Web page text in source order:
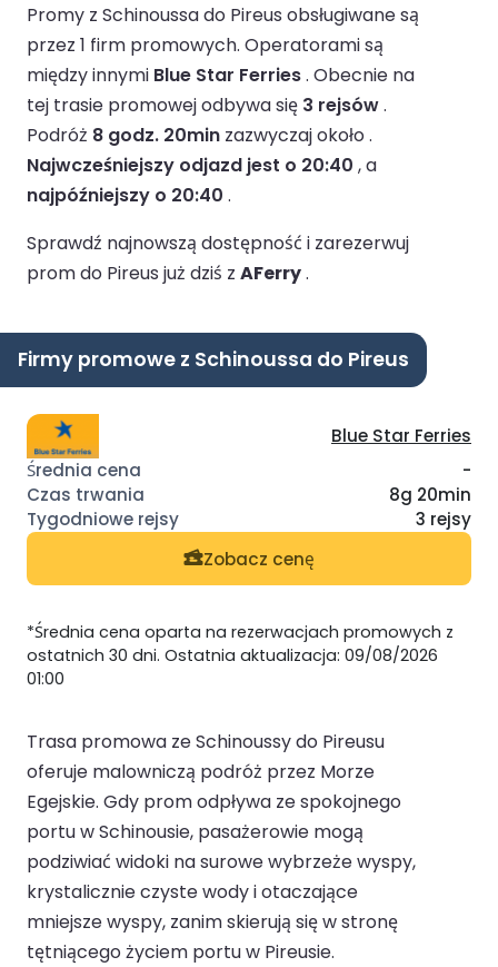
Promy z Schinoussa do Pireus obsługiwane są
przez 1 firm promowych. Operatorami są
między innymi Blue Star Ferries. Obecnie na
tej trasie promowej odbywa się 3 rejsów.
Podróż 8 godz. 20min zazwyczaj około .
Najwcześniejszy odjazd jest o 20:40 , a
najpóźniejszy o 20:40 .
Sprawdź najnowszą dostępność i zarezerwuj
prom do Pireus już dziś z AFerry.
Firmy promowe z Schinoussa do Pireus
Blue Star Ferries
-
8g 20min
3 rejsy
Zobacz cenę
*Średnia cena oparta na rezerwacjach promowych z
ostatnich 30 dni. Ostatnia aktualizacja: 09/08/2026
01:00
Trasa promowa ze Schinoussy do Pireusu
oferuje malowniczą podróż przez Morze
Egejskie. Gdy prom odpływa ze spokojnego
portu w Schinousie, pasażerowie mogą
podziwiać widoki na surowe wybrzeże wyspy,
krystalicznie czyste wody i otaczające
mniejsze wyspy, zanim skierują się w stronę
tętniącego życiem portu w Pireusie.